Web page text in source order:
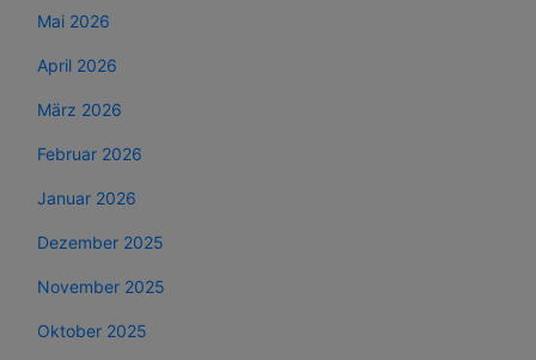
Mai 2026
April 2026
März 2026
Februar 2026
Januar 2026
Dezember 2025
November 2025
Oktober 2025